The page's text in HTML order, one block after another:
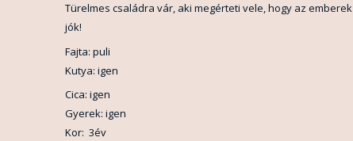
Türelmes családra vár, aki megérteti vele, hogy az emberek
jók!
Fajta: puli
Kutya: igen
Cica: igen
Gyerek: igen
Kor: 3év